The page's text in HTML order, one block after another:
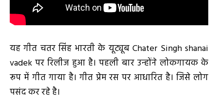
यह गीत चतर सिंह भारती के यूट्यूब Chater Singh shanai
vadek पर रिलीज हुआ है। पहली बार उन्होंने लोकगायक के
रूप में गीत गाया है। गीत प्रेम रस पर आधारित है। जिसे लोग
पसंद कर रहे है।